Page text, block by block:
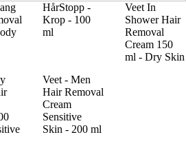
HårStopp -
Krop - 100
ml
Veet In
Shower Hair
Removal
Cream 150
ml - Dry Skin
Veet - Men
Hair Removal
Cream
Sensitive
Skin - 200 ml